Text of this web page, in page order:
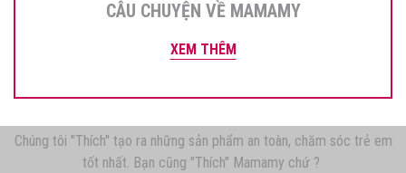
CÂU CHUYỆN VỀ MAMAMY
XEM THÊM
Chúng tôi "Thích" tạo ra những sản phẩm an toàn, chăm sóc trẻ em
tốt nhất. Bạn cũng "Thích" Mamamy chứ ?